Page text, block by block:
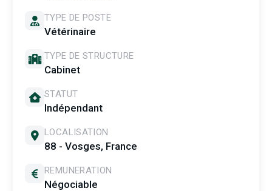
TYPE DE POSTE
Vétérinaire
TYPE DE STRUCTURE
Cabinet
STATUT
Indépendant
LOCALISATION
88 - Vosges, France
REMUNERATION
Négociable